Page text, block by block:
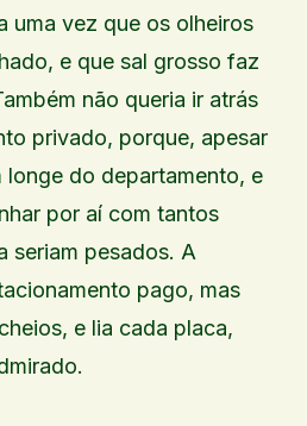
uma vez que os olheiros
e que sal grosso faz
não queria ir atrás
privado, porque, apesar
longe do departamento, e
por aí com tantos
seriam pesados. A
pago, mas
e lia cada placa,